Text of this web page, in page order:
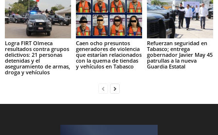
Logra FIRT Olmeca
resultados contra grupos
delictivos: 21 personas
detenidas y el
aseguramiento de armas,
droga y vehículos
Caen ocho presuntos
generadores de violencia
que estarían relacionados
con la quema de tiendas
y vehículos en Tabasco
Refuerzan seguridad en
Tabasco; entrega
gobernador Javier May 45
patrullas a la nueva
Guardia Estatal